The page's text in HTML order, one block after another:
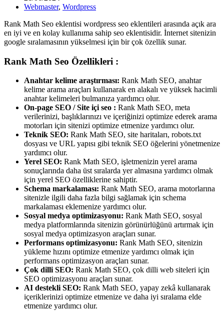
Webmaster, Wordpress
Rank Math Seo eklentisi wordpress seo eklentileri arasında açık ara
en iyi ve en kolay kullanıma sahip seo eklentisidir. İnternet sitenizin
google sıralamasının yükselmesi için bir çok özellik sunar.
Rank Math Seo Özellikleri :
Anahtar kelime araştırması: Rank Math SEO, anahtar
kelime arama araçları kullanarak en alakalı ve yüksek hacimli
anahtar kelimeleri bulmanıza yardımcı olur.
On-page SEO / Site içi seo : Rank Math SEO, meta
verilerinizi, başlıklarınızı ve içeriğinizi optimize ederek arama
motorları için sitenizi optimize etmenize yardımcı olur.
Teknik SEO: Rank Math SEO, site haritaları, robots.txt
dosyası ve URL yapısı gibi teknik SEO öğelerini yönetmenize
yardımcı olur.
Yerel SEO: Rank Math SEO, işletmenizin yerel arama
sonuçlarında daha üst sıralarda yer almasına yardımcı olmak
için yerel SEO özelliklerine sahiptir.
Schema markalaması: Rank Math SEO, arama motorlarına
sitenizle ilgili daha fazla bilgi sağlamak için schema
markalaması eklemenize yardımcı olur.
Sosyal medya optimizasyonu: Rank Math SEO, sosyal
medya platformlarında sitenizin görünürlüğünü artırmak için
sosyal medya optimizasyon araçları sunar.
Performans optimizasyonu: Rank Math SEO, sitenizin
yükleme hızını optimize etmenize yardımcı olmak için
performans optimizasyon araçları sunar.
Çok dilli SEO: Rank Math SEO, çok dilli web siteleri için
SEO optimizasyonu araçları sunar.
AI destekli SEO: Rank Math SEO, yapay zekâ kullanarak
içeriklerinizi optimize etmenize ve daha iyi sıralama elde
etmenize yardımcı olur.